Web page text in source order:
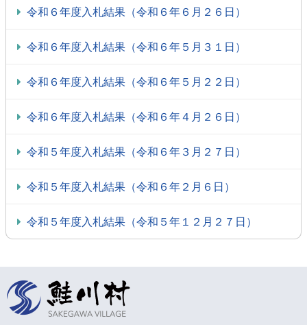
令和６年度入札結果（令和６年６月２６日）
令和６年度入札結果（令和６年５月３１日）
令和６年度入札結果（令和６年５月２２日）
令和６年度入札結果（令和６年４月２６日）
令和５年度入札結果（令和６年３月２７日）
令和５年度入札結果（令和６年２月６日）
令和５年度入札結果（令和５年１２月２７日）